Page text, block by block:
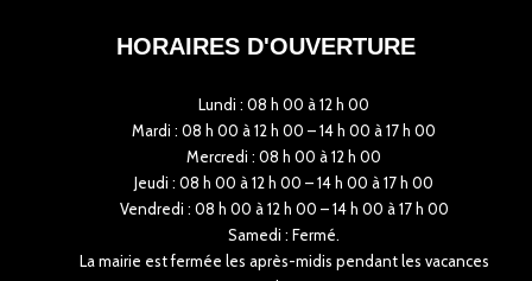
HORAIRES D'OUVERTURE
Lundi : 08 h 00 à 12 h 00
Mardi : 08 h 00 à 12 h 00 – 14 h 00 à 17 h 00
Mercredi : 08 h 00 à 12 h 00
Jeudi : 08 h 00 à 12 h 00 – 14 h 00 à 17 h 00
Vendredi : 08 h 00 à 12 h 00 – 14 h 00 à 17 h 00
Samedi : Fermé.
La mairie est fermée les après-midis pendant les vacances